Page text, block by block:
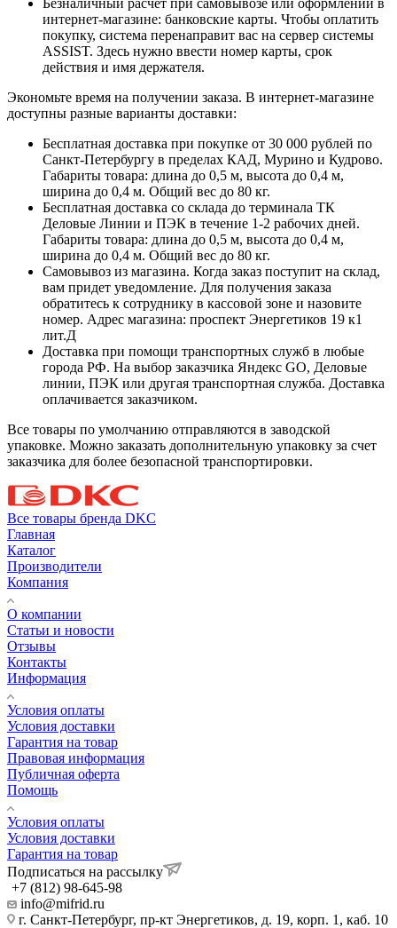
интернет-магазине: банковские карты. Чтобы оплатить
покупку, система перенаправит вас на сервер системы
ASSIST. Здесь нужно ввести номер карты, срок
действия и имя держателя.
Экономьте время на получении заказа. В интернет-магазине
доступны разные варианты доставки:
Бесплатная доставка при покупке от 30 000 рублей по
Санкт-Петербургу в пределах КАД, Мурино и Кудрово.
Габариты товара: длина до 0,5 м, высота до 0,4 м,
ширина до 0,4 м. Общий вес до 80 кг.
Бесплатная доставка со склада до терминала ТК
Деловые Линии и ПЭК в течение 1-2 рабочих дней.
Габариты товара: длина до 0,5 м, высота до 0,4 м,
ширина до 0,4 м. Общий вес до 80 кг.
Самовывоз из магазина. Когда заказ поступит на склад,
вам придет уведомление. Для получения заказа
обратитесь к сотруднику в кассовой зоне и назовите
номер. Адрес магазина: проспект Энергетиков 19 к1
лит.Д
Доставка при помощи транспортных служб в любые
города РФ. На выбор заказчика Яндекс GO, Деловые
линии, ПЭК или другая транспортная служба. Доставка
оплачивается заказчиком.
Все товары по умолчанию отправляются в заводской
упаковке. Можно заказать дополнительную упаковку за счет
заказчика для более безопасной транспортировки.
Все товары бренда DKC
Главная
Каталог
Производители
Компания
О компании
Статьи и новости
Отзывы
Контакты
Информация
Условия оплаты
Условия доставки
Гарантия на товар
Правовая информация
Публичная оферта
Помощь
Условия оплаты
Условия доставки
Гарантия на товар
Подписаться на рассылку
+7 (812) 98-645-98
info@mifrid.ru
г. Санкт-Петербург, пр-кт Энергетиков, д. 19, корп. 1, каб. 10